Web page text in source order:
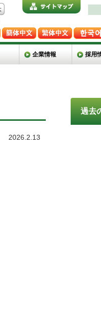
企業情報 採用
過去
2026.2.13